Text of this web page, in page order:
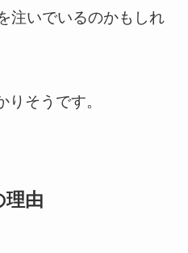
注いでいるのかもしれ
そうです。
理由